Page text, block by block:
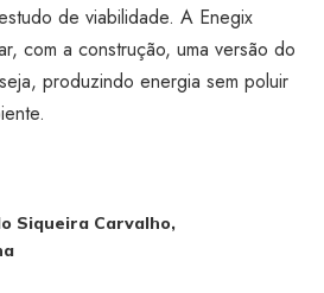
de viabilidade. A Enegix
com a construção, uma versão do
produzindo energia sem poluir
Siqueira Carvalho